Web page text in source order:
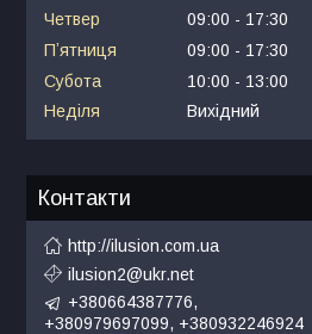
Четвер
09:00
17:30
Пʼятниця
09:00
17:30
Субота
10:00
13:00
Неділя
Вихідний
Контакти
http://ilusion.com.ua
ilusion2@ukr.net
+380664387776,
+380979697099, +380932246924